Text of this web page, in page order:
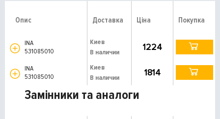
Опис Доставка Ціна Покупка
INA
531085010
Киев
В наличии
1224
INA
531085010
Киев
В наличии
1814
Замінники та аналоги